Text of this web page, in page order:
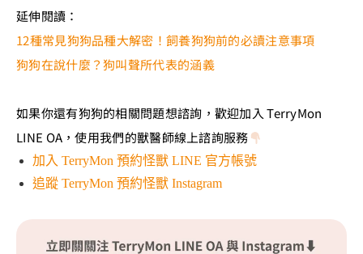
延伸閱讀：
12種常見狗狗品種大解密！飼養狗狗前的必讀注意事項
狗狗在說什麼？狗叫聲所代表的涵義
如果你還有狗狗的相關問題想諮詢，歡迎加入 TerryMon
LINE OA，使用我們的獸醫師線上諮詢服務
加入 TerryMon 預約怪獸 LINE 官方帳號
追蹤 TerryMon 預約怪獸 Instagram